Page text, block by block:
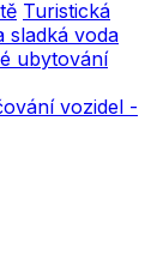
Turistická
sladká voda
ubytování
vozidel -